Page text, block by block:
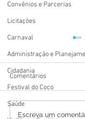
Convênios e Parcerias
Licitações
Carnaval
Administração e
Cidadania
Festival do Coco
Saúde
Festival Atsa
Comentários
Escreva um